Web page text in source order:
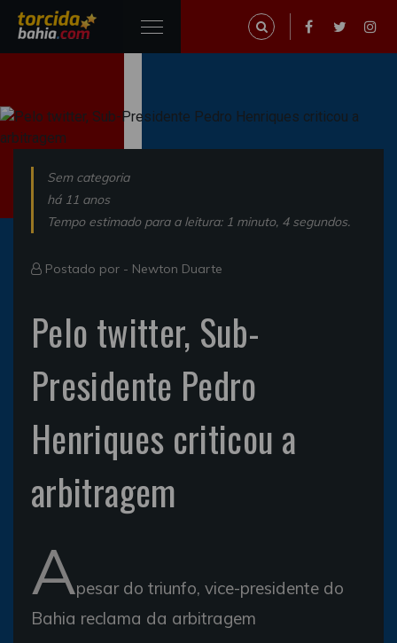
Sem categoria
há 11 anos
Tempo estimado para a leitura: 1 minuto, 4 segundos.
Postado por - Newton Duarte
Pelo twitter, Sub-
Presidente Pedro
Henriques criticou a
arbitragem
Apesar do triunfo, vice-presidente do
Bahia reclama da arbitragem